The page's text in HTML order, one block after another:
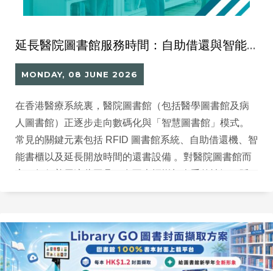
延長醫院圖書館服務時間：自助借還與智能書櫃的應用場景 （醫院圖書館 RFID 智慧圖書館實戰）
MONDAY, 08 JUNE 2026
在香港醫療系統裏，醫院圖書館（包括醫學圖書館及病
人圖書館）正逐步走向數碼化與「智慧圖書館」模式。
常見的關鍵元素包括 RFID 圖書館系統、自助借還機、智
能書櫃以及延長開放時間的還書設備 。對醫院圖書館而
長服務時間，是近年的重要課題。